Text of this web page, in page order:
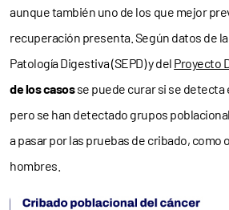
aunque también uno de los que mejor
recuperación presenta. Según datos de
Patología Digestiva (SEPD) y del Proyecto
de los casosse puede curar si se detecta
pero se han detectado grupos
a pasar por las pruebas de cribado, como
hombres.